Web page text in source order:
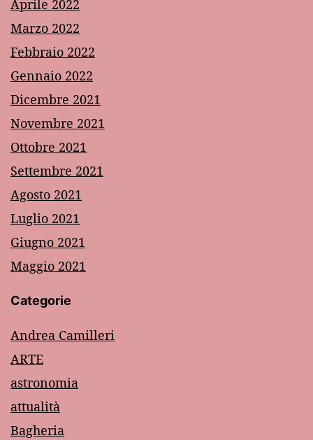
Aprile 2022
Marzo 2022
Febbraio 2022
Gennaio 2022
Dicembre 2021
Novembre 2021
Ottobre 2021
Settembre 2021
Agosto 2021
Luglio 2021
Giugno 2021
Maggio 2021
Categorie
Andrea Camilleri
ARTE
astronomia
attualità
Bagheria